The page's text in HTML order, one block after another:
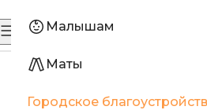
Малышам
Маты
Городское